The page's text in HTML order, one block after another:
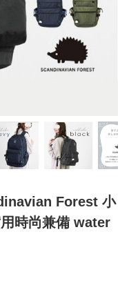
Forest 小
時尚兼備 water